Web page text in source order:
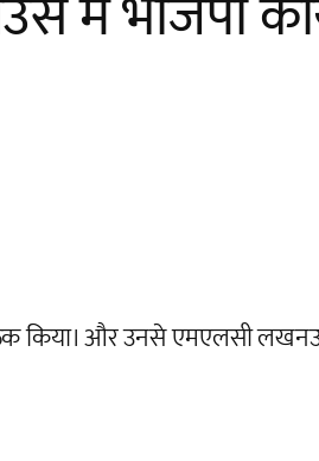
किया। और उनसे एमएलसी